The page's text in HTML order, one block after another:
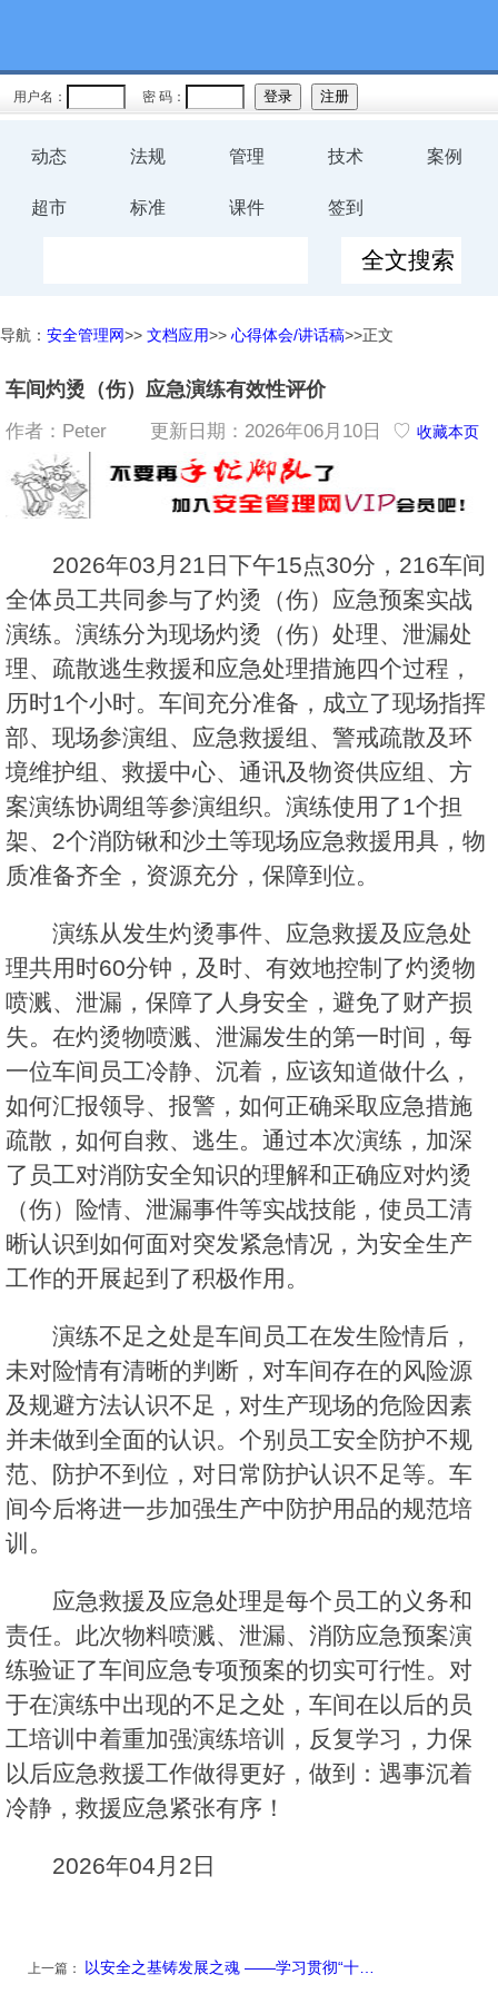
用户名： 密 码：
动态 法规 管理 技术 案例
超市 标准 课件 签到
导航： 安全管理网>> 文档应用>> 心得体会/讲话稿>>正文
车间灼烫（伤）应急演练有效性评价
作者：Peter 更新日期：2026年06月10日 ♡ 收藏本页
2026年03月21日下午15点30分，216车间
全体员工共同参与了灼烫（伤）应急预案实战
演练。演练分为现场灼烫（伤）处理、泄漏处
理、疏散逃生救援和应急处理措施四个过程，
历时1个小时。车间充分准备，成立了现场指挥
部、现场参演组、应急救援组、警戒疏散及环
境维护组、救援中心、通讯及物资供应组、方
案演练协调组等参演组织。演练使用了1个担
架、2个消防锹和沙土等现场应急救援用具，物
质准备齐全，资源充分，保障到位。
演练从发生灼烫事件、应急救援及应急处
理共用时60分钟，及时、有效地控制了灼烫物
喷溅、泄漏，保障了人身安全，避免了财产损
失。在灼烫物喷溅、泄漏发生的第一时间，每
一位车间员工冷静、沉着，应该知道做什么，
如何汇报领导、报警，如何正确采取应急措施
疏散，如何自救、逃生。通过本次演练，加深
了员工对消防安全知识的理解和正确应对灼烫
（伤）险情、泄漏事件等实战技能，使员工清
晰认识到如何面对突发紧急情况，为安全生产
工作的开展起到了积极作用。
演练不足之处是车间员工在发生险情后，
未对险情有清晰的判断，对车间存在的风险源
及规避方法认识不足，对生产现场的危险因素
并未做到全面的认识。个别员工安全防护不规
范、防护不到位，对日常防护认识不足等。车
间今后将进一步加强生产中防护用品的规范培
训。
应急救援及应急处理是每个员工的义务和
责任。此次物料喷溅、泄漏、消防应急预案演
练验证了车间应急专项预案的切实可行性。对
于在演练中出现的不足之处，车间在以后的员
工培训中着重加强演练培训，反复学习，力保
以后应急救援工作做得更好，做到：遇事沉着
冷静，救援应急紧张有序！
2026年04月2日
上一篇： 以安全之基铸发展之魂 ——学习贯彻“十…